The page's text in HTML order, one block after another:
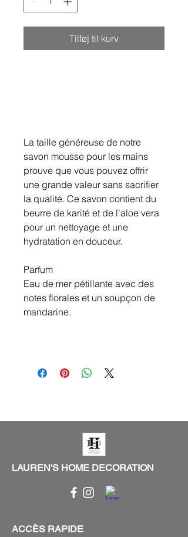
Tilføj til kurv
La taille généreuse de notre
savon mousse pour les mains
prouve que vous pouvez offrir
une grande valeur sans sacrifier
la qualité. Ce savon contient du
beurre de karité et de l'aloe vera
pour un nettoyage et une
hydratation en douceur.
Parfum
Eau de mer pétillante avec des
notes florales et un soupçon de
mandarine.
LAUREN'S HOME DECORATION
ACCÈS RAPIDE